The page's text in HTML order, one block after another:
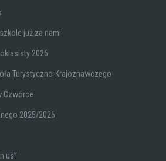
już za nami
2026
Turystyczno-Krajoznawczego
Czwórce
2025/2026
us”